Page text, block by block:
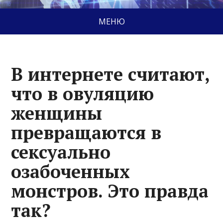
МЕНЮ
В интернете считают,
что в овуляцию
женщины
превращаются в
сексуально
озабоченных
монстров. Это правда
так?